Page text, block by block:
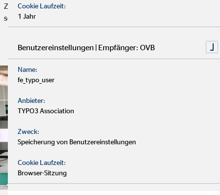
Zur Verstärkung unseres Innendienstes suchen wir
schnellstmöglich eine*n
Stelle ansehen und bewerben!
Cookie Laufzeit:
1 Jahr
Benutzereinstellungen | Empfänger: OVB
Name:
fe_typo_user
Anbieter:
TYPO3 Association
Zweck:
Speicherung von Benutzereinstellungen
Cookie Laufzeit:
Browser-Sitzung